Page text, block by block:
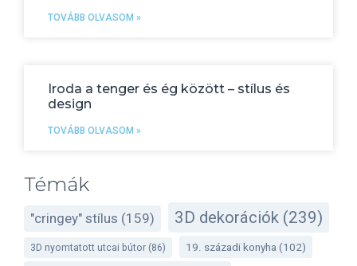
TOVÁBB OLVASOM »
Iroda a tenger és ég között – stílus és
design
TOVÁBB OLVASOM »
Témák
"cringey" stílus (159) 3D dekorációk (239)
3D nyomtatott utcai bútor (86) 19. századi konyha (102)